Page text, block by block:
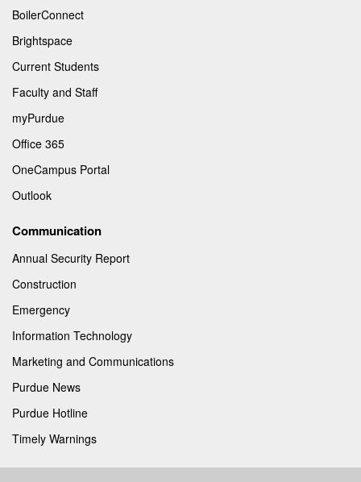
BoilerConnect
Brightspace
Current Students
Faculty and Staff
myPurdue
Office 365
OneCampus Portal
Outlook
Communication
Annual Security Report
Construction
Emergency
Information Technology
Marketing and Communications
Purdue News
Purdue Hotline
Timely Warnings